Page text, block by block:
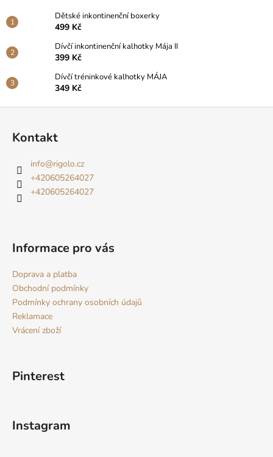
Dětské inkontinenční boxerky
499 Kč
Dívčí inkontinenční kalhotky Mája II
399 Kč
Dívčí tréninkové kalhotky MÁJA
349 Kč
Kontakt
info@rigolo.cz
+420605264027
+420605264027
Informace pro vás
Doprava a platba
Obchodní podmínky
Podmínky ochrany osobních údajů
Reklamace
Vrácení zboží
Pinterest
Instagram